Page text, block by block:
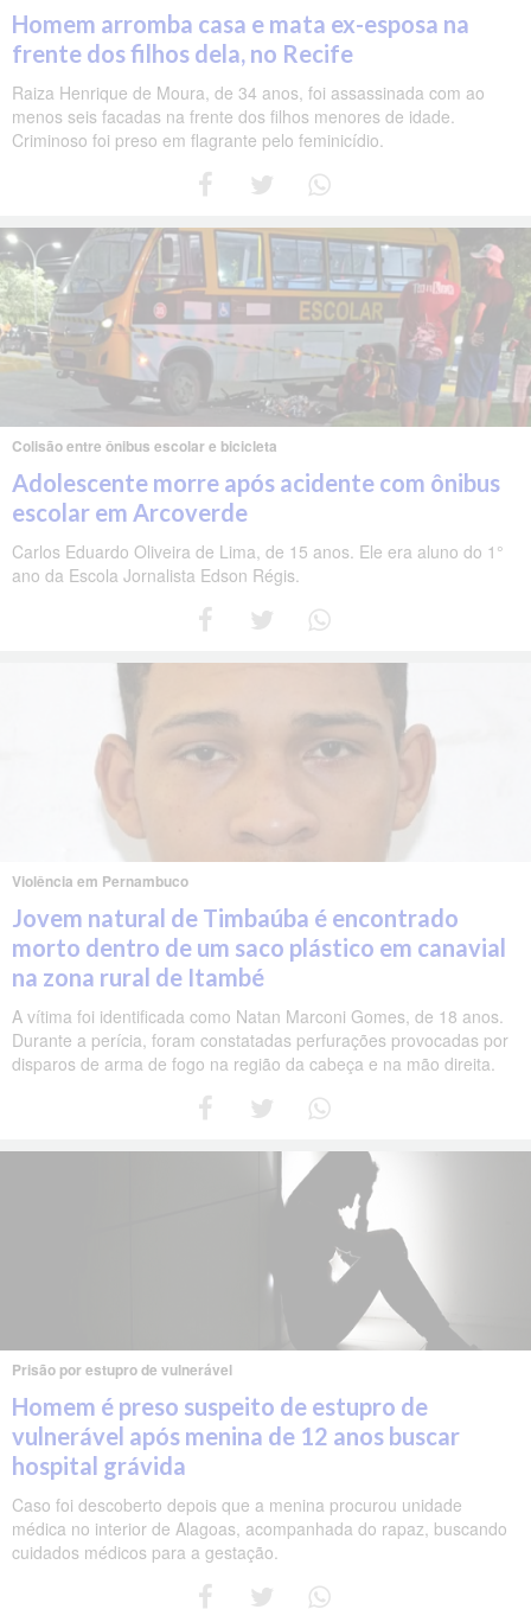
Homem arromba casa e mata ex-esposa na
frente dos filhos dela, no Recife
Raiza Henrique de Moura, de 34 anos, foi assassinada com ao
menos seis facadas na frente dos filhos menores de idade.
Criminoso foi preso em flagrante pelo feminicídio.
Colisão entre ônibus escolar e bicicleta
Adolescente morre após acidente com ônibus
escolar em Arcoverde
Carlos Eduardo Oliveira de Lima, de 15 anos. Ele era aluno do 1°
ano da Escola Jornalista Edson Régis.
Violência em Pernambuco
Jovem natural de Timbaúba é encontrado
morto dentro de um saco plástico em canavial
na zona rural de Itambé
A vítima foi identificada como Natan Marconi Gomes, de 18 anos.
Durante a perícia, foram constatadas perfurações provocadas por
disparos de arma de fogo na região da cabeça e na mão direita.
Prisão por estupro de vulnerável
Homem é preso suspeito de estupro de
vulnerável após menina de 12 anos buscar
hospital grávida
Caso foi descoberto depois que a menina procurou unidade
médica no interior de Alagoas, acompanhada do rapaz, buscando
cuidados médicos para a gestação.